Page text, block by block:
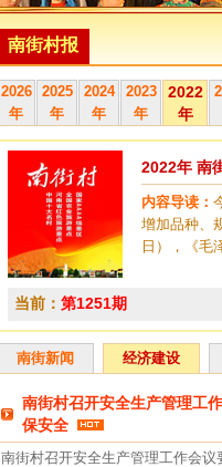
南街村报
2026
年
2025
年
2024
年
2023
年
2022
年
2022年 南
内容导读：
增加品种、
日），《毛
当前： 第1251期
南街新闻 经济建设
南街村召开安全生产管理工
保安全
南街村召开安全生产管理工作会